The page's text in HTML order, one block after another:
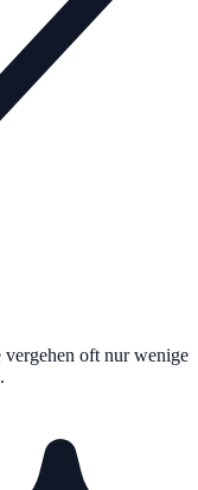
vergehen oft nur wenige